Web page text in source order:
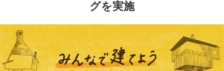
グを実施